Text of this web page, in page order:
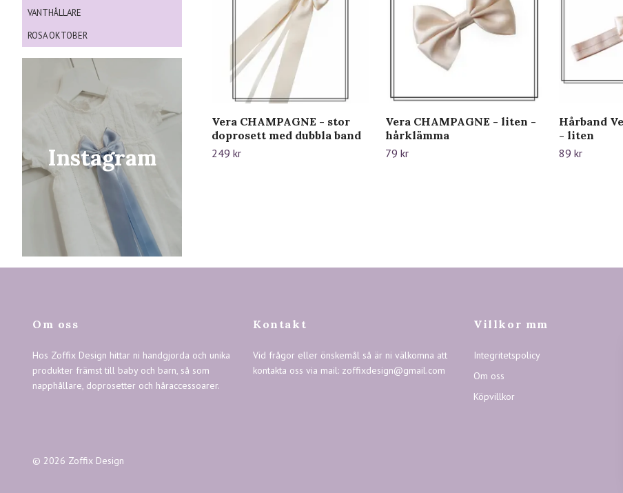
VANTHÅLLARE
ROSA OKTOBER
Instagram
Vera CHAMPAGNE - stor
doprosett med dubbla band
249 kr
Vera CHAMPAGNE - liten -
hårklämma
79 kr
Hårband
- liten
89 kr
Om oss
Hos Zoffix Design hittar ni handgjorda och unika
produkter främst till baby och barn, så som
napphållare, doprosetter och håraccessoarer.
Kontakt
Vid frågor eller önskemål så är ni välkomna att
kontakta oss via mail: zoffixdesign@gmail.com
Villkor mm
Integritetspolicy
Om oss
Köpvillkor
© 2026 Zoffix Design